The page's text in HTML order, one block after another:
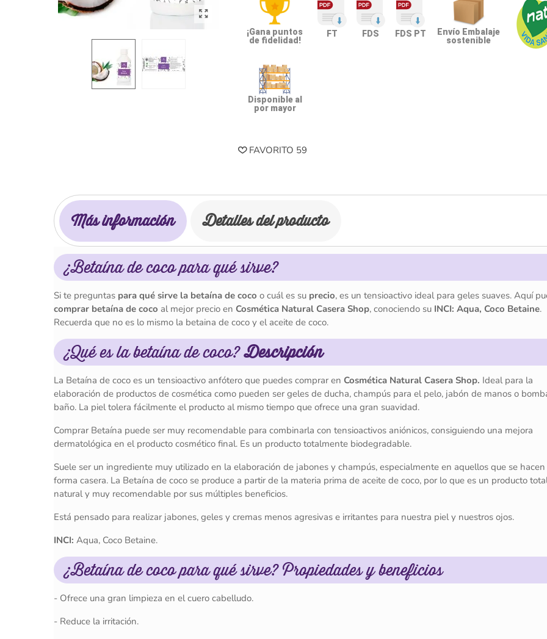
¡Gana puntos
de fidelidad!
FT FDS FDS PT
Envío Embalaje
sostenible
Disponible al
por mayor
FAVORITO 59
Más información Detalles del producto
¿Betaína de coco para qué sirve?
Si te preguntas para qué sirve la betaína de coco o cuál es su precio, es un tensioactivo ideal para geles suaves. Aquí
comprar betaína de coco al mejor precio en Cosmética Natural Casera Shop, conociendo su INCI: Aqua, Coco Betaine.
Recuerda que no es lo mismo la betaina de coco y el aceite de coco.
¿Qué es la betaína de coco?Descripción
La Betaína de coco es un tensioactivo anfótero que puedes comprar en Cosmética Natural Casera Shop. Ideal para la
elaboración de productos de cosmética como pueden ser geles de ducha, champús para el pelo, jabón de manos o
baño. La piel tolera fácilmente el producto al mismo tiempo que ofrece una gran suavidad.
Comprar Betaína puede ser muy recomendable para combinarla con tensioactivos aniónicos, consiguiendo una mejora
dermatológica en el producto cosmético final. Es un producto totalmente biodegradable.
Suele ser un ingrediente muy utilizado en la elaboración de jabones y champús, especialmente en aquellos que se
forma casera. La Betaína de coco se produce a partir de la materia prima de aceite de coco, por lo que es un producto
natural y muy recomendable por sus múltiples beneficios.
Está pensado para realizar jabones, geles y cremas menos agresivas e irritantes para nuestra piel y nuestros ojos.
INCI: Aqua, Coco Betaine.
¿Betaína de coco para qué sirve? Propiedades y beneficios
- Ofrece una gran limpieza en el cuero cabelludo.
- Reduce la irritación.